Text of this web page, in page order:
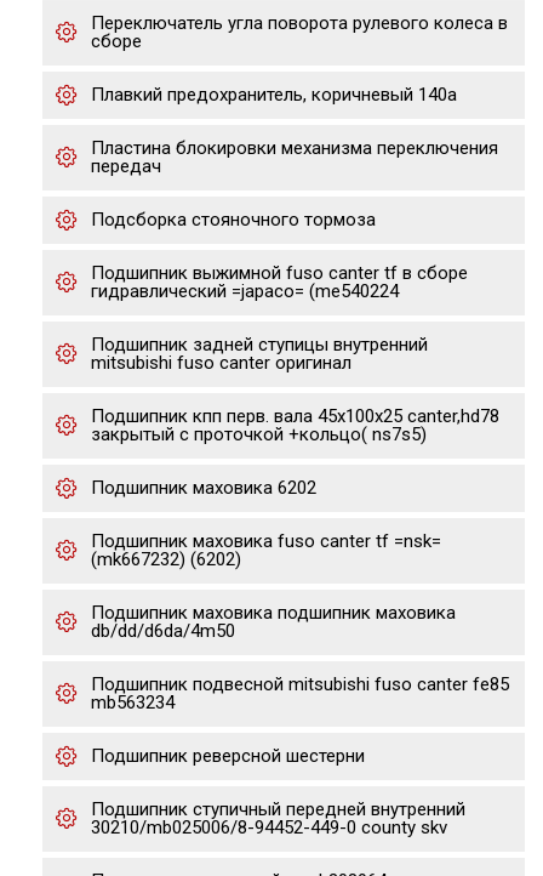
Переключатель угла поворота рулевого колеса в
сборе
Плавкий предохранитель, коричневый 140а
Пластина блокировки механизма переключения
передач
Подсборка стояночного тормоза
Подшипник выжимной fuso canter tf в сборе
гидравлический =japaco= (me540224
Подшипник задней ступицы внутренний
mitsubishi fuso canter оригинал
Подшипник кпп перв. вала 45x100x25 canter,hd78
закрытый с проточкой +кольцо( ns7s5)
Подшипник маховика 6202
Подшипник маховика fuso canter tf =nsk=
(mk667232) (6202)
Подшипник маховика подшипник маховика
db/dd/d6da/4m50
Подшипник подвесной mitsubishi fuso canter fe85
mb563234
Подшипник реверсной шестерни
Подшипник ступичный передней внутренний
30210/mb025006/8-94452-449-0 county skv